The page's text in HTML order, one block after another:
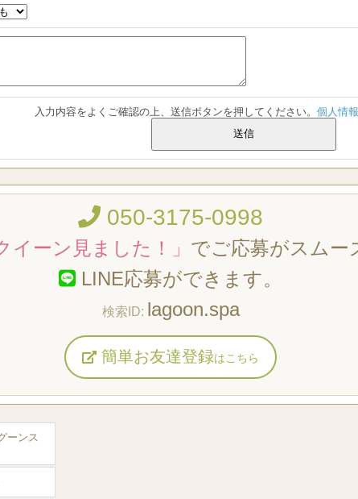
入力内容をよくご確認の上、送信ボタンを押してください。 個人情
050-3175-0998
イーン見ました！」 でご応募がスムー
LINE応募ができます。
lagoon.spa
簡単お友達登録はこちら
ーンス